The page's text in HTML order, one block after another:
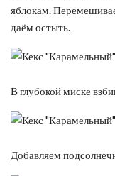
яблокам.
даём остыть.
В глубокой миске
Добавляем